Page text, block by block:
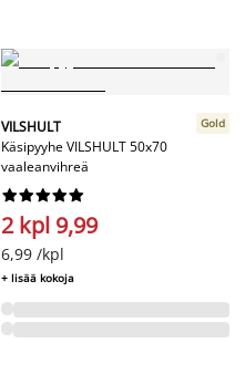
VILSHULT
Käsipyyhe VILSHULT 50x70
vaaleanvihreä
Gold






2 kpl 9,99
6,99 /kpl
+ lisää kokoja